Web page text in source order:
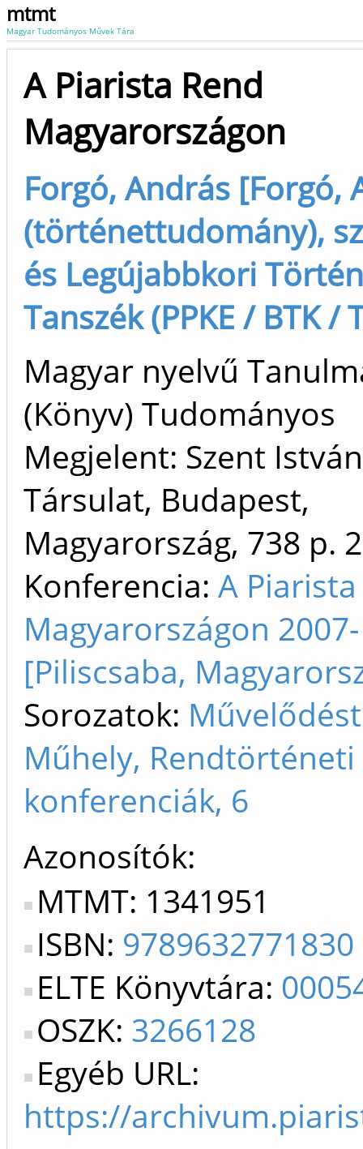
mtmt
Magyar Tudományos Művek Tára
A Piarista Rend
Magyarországon
Forgó, András [Forgó,
(történettudomány),
és Legújabbkori
Tanszék (PPKE / BTK /
Magyar nyelvű
(Könyv) Tudományos
Megjelent: Szent István
Társulat, Budapest,
Magyarország, 738 p.
Konferencia: A
Magyarországon
[Piliscsaba,
Sorozatok:
Műhely, Rendtörténeti
konferenciák, 6
Azonosítók
MTMT: 1341951
ISBN: 9789632771830
ELTE Könyvtára:
OSZK: 3266128
Egyéb URL:
https://